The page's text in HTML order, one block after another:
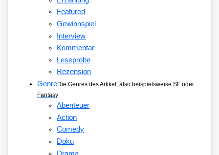
Featured
Gewinnspiel
Interview
Kommentar
Leseprobe
Rezension
GenreDie Genres des Artikel, also beispielsweise SF oder
Fantasy
Abenteuer
Action
Comedy
Doku
Drama